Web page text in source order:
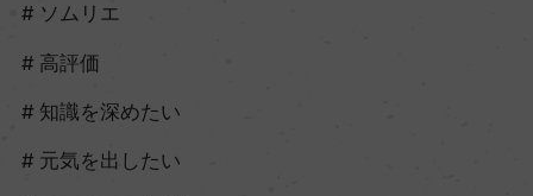
ソムリエ
高評価
知識を深めたい
元気を出したい